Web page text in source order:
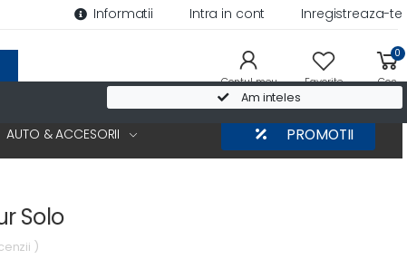
Am inteles
Informatii Intra in cont Inregistreaza-te
Contul meu Favorite
0
Cos
AUTO & ACCESORII PROMOTII
Solo
)